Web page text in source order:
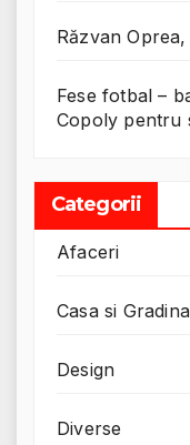
Răzvan
Fese fotbal –
Copoly pentru
Categorii
Afaceri
Casa si Gradina
Design
Diverse